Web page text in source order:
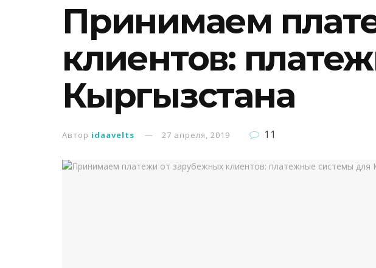
Принимаем
клиентов:
Кыргызстана
Автор idaavelts 27 апреля, 2019 11